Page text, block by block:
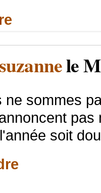
suzannele
ne sommes
pas
soit